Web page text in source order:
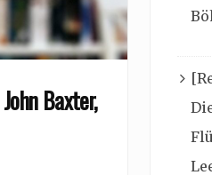
Baxter,